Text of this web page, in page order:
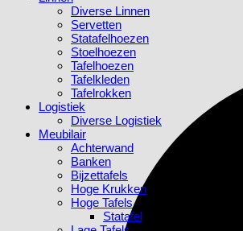
Diverse Linnen
Servetten
Statafelhoezen
Stoelhoezen
Tafelhoezen
Tafelkleden
Tafelrokken
Logistiek
Diverse Logistiek
Meubilair
Achterwand
Banken
Bijzettafels
Hoge Krukken
Hoge Tafels
Statafel